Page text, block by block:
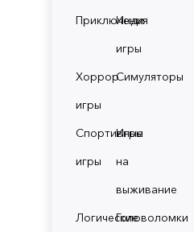
Приключения
Инди
игры
Хоррор
игры
Симуляторы
Спортивные
игры
Игры
на
выживание
ЛогическиеГоловоломки